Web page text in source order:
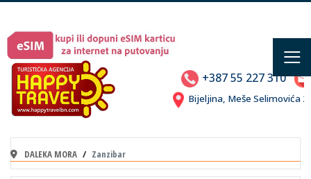
+387 55 227 310
Bijeljina, Meše Selimovića
DALEKA MORA Zanzibar
≡